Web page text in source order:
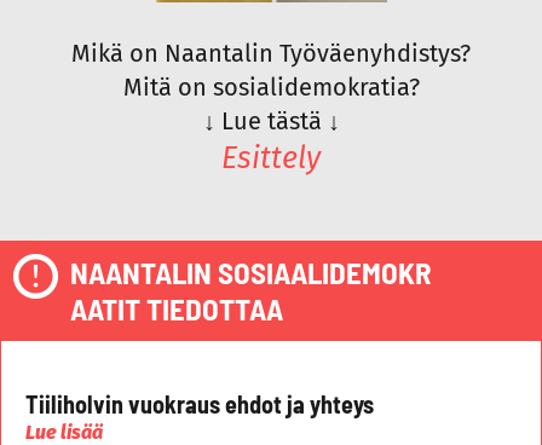
Mikä on Naantalin Työväenyhdistys?
Mitä on sosialidemokratia?
↓ Lue tästä ↓
Esittely
NAANTALIN SOSIAALIDEMOKR
AATIT TIEDOTTAA
Tiiliholvin vuokraus ehdot ja yhteys
Lue lisää